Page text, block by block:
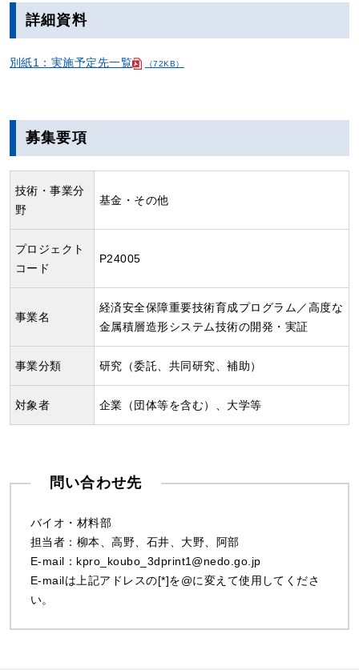
詳細資料
別紙1：実施予定先一覧 （72KB）
募集要項
技術・事業分
野
基金・その他
プロジェクト
コード
P24005
事業名
経済安全保障重要技術育成プログラム／高度な
金属積層造形システム技術の開発・実証
事業分類 研究（委託、共同研究、補助）
対象者 企業（団体等を含む）、大学等
問い合わせ先
バイオ・材料部
担当者：柳本、高野、石井、大野、阿部
E-mail：kpro_koubo_3dprint1@nedo.go.jp
E-mailは上記アドレスの[*]を@に変えて使用してくださ
い。